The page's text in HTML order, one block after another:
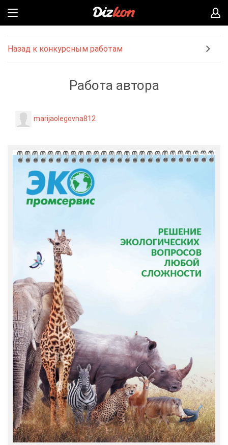
Назад к конкурсным работам
Работа автора
marijaolegovna812